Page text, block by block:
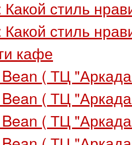
стиль
стиль
кафе
( ТЦ
( ТЦ
( ТЦ